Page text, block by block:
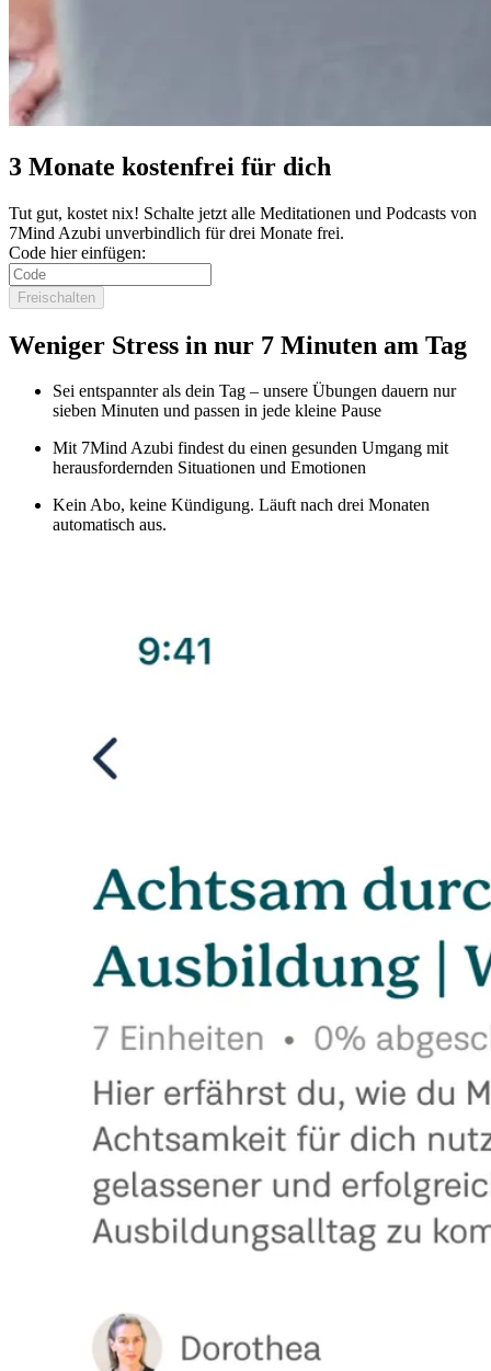
3 Monate kostenfrei für dich
Tut gut, kostet nix! Schalte jetzt alle Meditationen und Podcasts von
7Mind Azubi unverbindlich für drei Monate frei.
Code hier einfügen:
Freischalten
Weniger Stress in nur 7 Minuten am Tag
Sei entspannter als dein Tag – unsere Übungen dauern nur
sieben Minuten und passen in jede kleine Pause
Mit 7Mind Azubi findest du einen gesunden Umgang mit
herausfordernden Situationen und Emotionen
Kein Abo, keine Kündigung. Läuft nach drei Monaten
automatisch aus.